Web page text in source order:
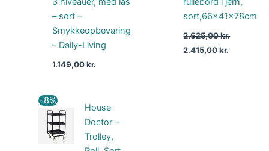
– sort –
Smykkeopbevaring
– Daily-Living
1.149,00kr.
sort,66x41x78cm
2.625,00kr.
2.625,00 kr..
2.415,00kr.
2.415,00
-8%
House
Doctor –
Trolley,
oprindelige
pris
var:
1.300,00 kr..